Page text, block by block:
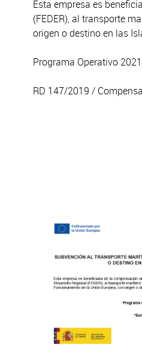
Esta empresa es
(FEDER), al transporte
origen o destino en las
Programa Operativo
RD 147/2019 /